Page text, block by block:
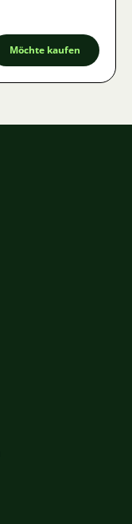
Möchte kaufen